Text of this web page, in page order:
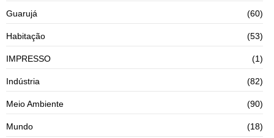
Guarujá (60)
Habitação (53)
IMPRESSO (1)
Indústria (82)
Meio Ambiente (90)
Mundo (18)